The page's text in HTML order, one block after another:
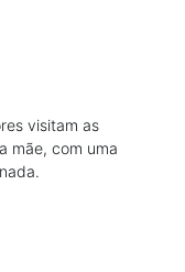
visitam as
mãe, com uma